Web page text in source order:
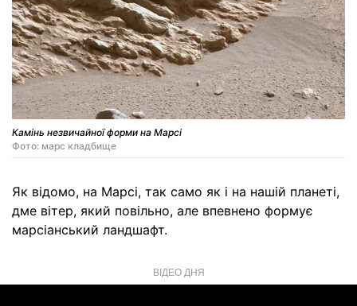
Камінь незвичайної форми на Марсі
Фото: марс кладбище
Як відомо, на Марсі, так само як і на нашій планеті,
дме вітер, який повільно, але впевнено формує
марсіанський ландшафт.
ВІДЕО ДНЯ